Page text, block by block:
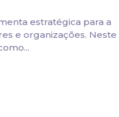
estratégica para a
e organizações. Neste